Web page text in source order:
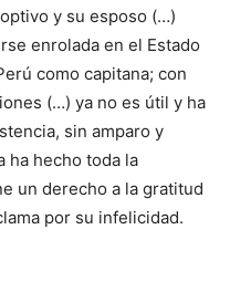
y su esposo (…)
enrolada en el Estado
como capitana; con
(…) ya no es útil y ha
sin amparo y
ha hecho toda la
un derecho a la gratitud
por su infelicidad.